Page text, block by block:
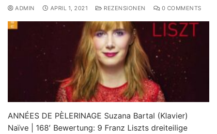
ADMIN APRIL 1, 2021 REZENSIONEN 0 COMMENTS
ANNÉES DE PÈLERINAGE Suzana Bartal (Klavier)
Naïve | 168′ Bewertung: 9 Franz Liszts dreiteilige